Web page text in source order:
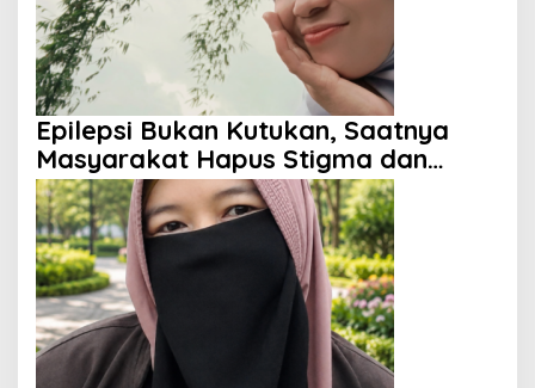
Epilepsi Bukan Kutukan, Saatnya
Masyarakat Hapus Stigma dan
Berikan Harapan